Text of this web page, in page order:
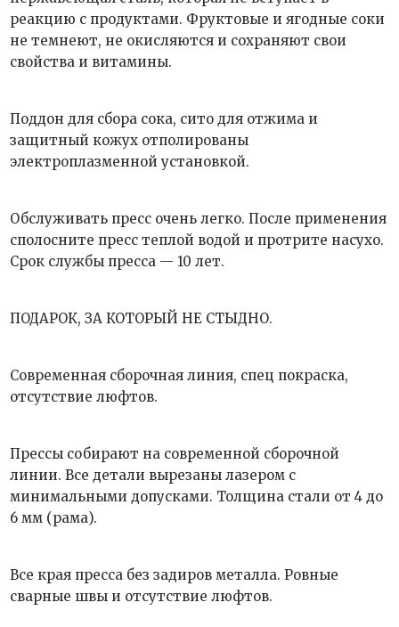
реакцию с продуктами. Фруктовые и ягодные соки
не темнеют, не окисляются и сохраняют свои
свойства и витамины.
Поддон для сбора сока, сито для отжима и
защитный кожух отполированы
электроплазменной установкой.
Обслуживать пресс очень легко. После применения
сполосните пресс теплой водой и протрите насухо.
Срок службы пресса — 10 лет.
ПОДАРОК, ЗА КОТОРЫЙ НЕ СТЫДНО.
Современная сборочная линия, спец покраска,
отсутствие люфтов.
Прессы собирают на современной сборочной
линии. Все детали вырезаны лазером с
минимальными допусками. Толщина стали от 4 до
6 мм (рама).
Все края пресса без задиров металла. Ровные
сварные швы и отсутствие люфтов.